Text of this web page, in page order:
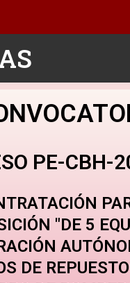
PE-CBH-
"DE 5
DE